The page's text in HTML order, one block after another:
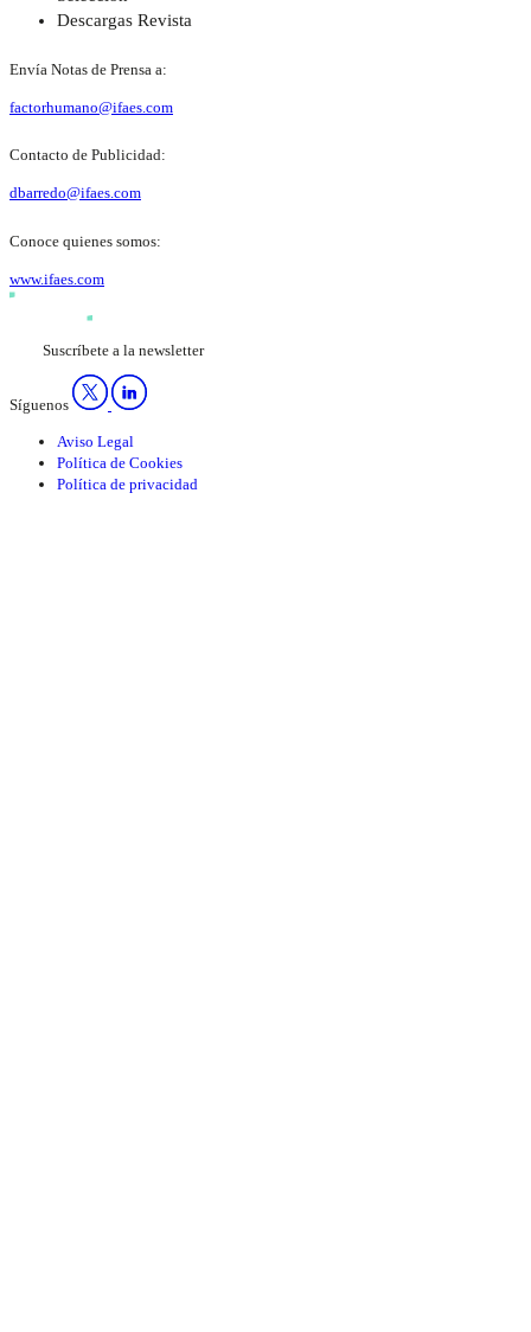
Descargas Revista
Envía Notas de Prensa a:
factorhumano@ifaes.com
Contacto de Publicidad:
dbarredo@ifaes.com
Conoce quienes somos:
www.ifaes.com
Suscríbete a la newsletter
Síguenos
Aviso Legal
Política de Cookies
Política de privacidad